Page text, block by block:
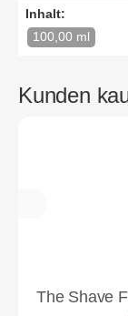
Inhalt:
100,00 ml
Kunden